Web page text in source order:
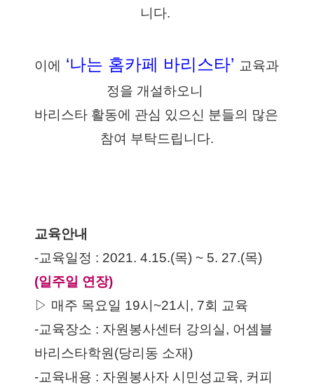
니다.
이에 ‘나는 홈카페 바리스타’ 교육과
정을 개설하오니
바리스타 활동에 관심 있으신 분들의 많은
참여 부탁드립니다.
교육안내
-교육일정 : 2021. 4.15.(목) ~ 5. 27.(목)
(일주일 연장)
▷ 매주 목요일 19시~21시, 7회 교육
-교육장소 : 자원봉사센터 강의실, 어셈블
바리스타학원(당리동 소재)
-교육내용 : 자원봉사자 시민성교육, 커피